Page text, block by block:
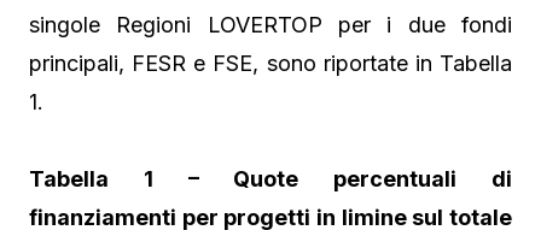
singole Regioni LOVERTOP per i due fondi
principali, FESR e FSE, sono riportate in Tabella
1.
Tabella 1 – Quote percentuali di
finanziamenti per progetti in limine sul totale